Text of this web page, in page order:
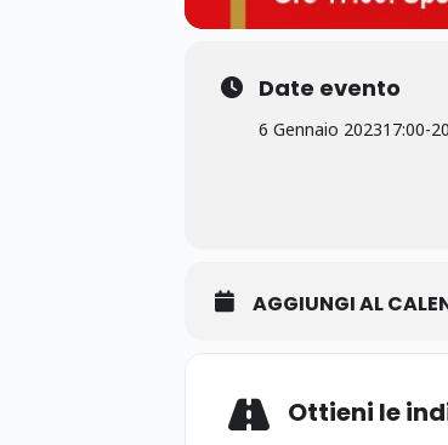
Date evento
6 Gennaio 202317:00-
AGGIUNGI AL
Ottieni le